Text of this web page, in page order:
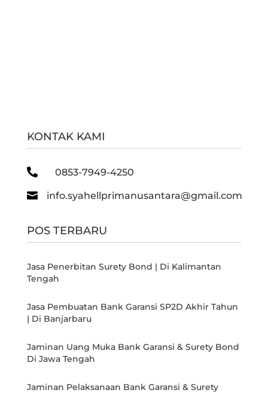
KONTAK KAMI
 0853-7949-4250
 info.syahellprimanusantara@gmail.com
POS TERBARU
Jasa Penerbitan Surety Bond | Di Kalimantan
Tengah
Jasa Pembuatan Bank Garansi SP2D Akhir Tahun
| Di Banjarbaru
Jaminan Uang Muka Bank Garansi & Surety Bond
Di Jawa Tengah
Jaminan Pelaksanaan Bank Garansi & Surety